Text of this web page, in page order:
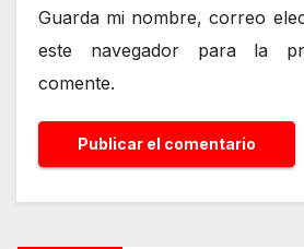
Guarda mi nombre, correo
este navegador para la
comente.